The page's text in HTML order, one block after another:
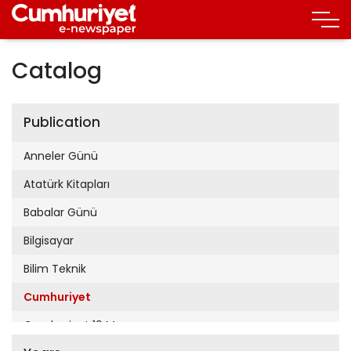
Catalog
Publication
Anneler Günü
Atatürk Kitapları
Babalar Günü
Bilgisayar
Bilim Teknik
Cumhuriyet
Cumhuriyet 19 Mayıs